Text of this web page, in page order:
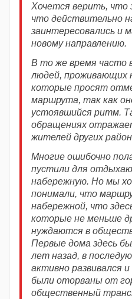
Хочется верить, что
что действительно
заинтересовались и
новому направлению.
В то же время часто
людей, проживающих
которые просят
маршрута, так как
устоявшийся ритм.
обращениях
жителей других
Многие ошибочно
пустили для
набережную. Но мы
понимали, что
набережной, что
которые не меньше
нуждаются в
Первые дома здесь
лет назад, в
активно развивался
были оторваны от
общественный